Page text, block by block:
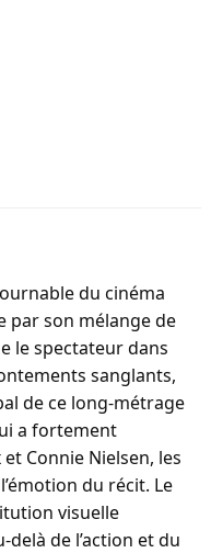
du cinéma
par son mélange de
le spectateur dans
sanglants,
de ce long-métrage
a fortement
Connie Nielsen, les
du récit. Le
visuelle
de l’action et du